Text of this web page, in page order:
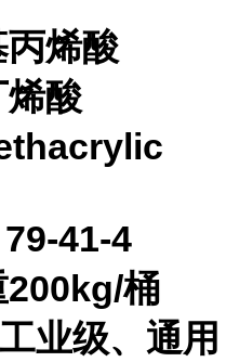
丙烯酸
烯酸
41-4
200kg/桶
业级、通用